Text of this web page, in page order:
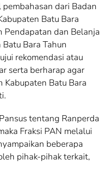
dari Badan
Batu Bara
Pendapatan dan Belanja
Bara Tahun
rekomendasi atau
serta berharap agar
Kabupaten Batu Bara
tentang Ranperda
Fraksi PAN melalui
beberapa
pihak-pihak terkait,